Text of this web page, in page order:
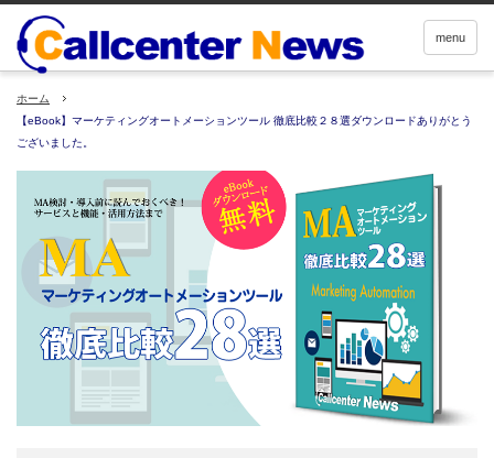
menu
ホーム
【eBook】マーケティングオートメーションツール 徹底比較２８選ダウンロードありがとう
ございました。